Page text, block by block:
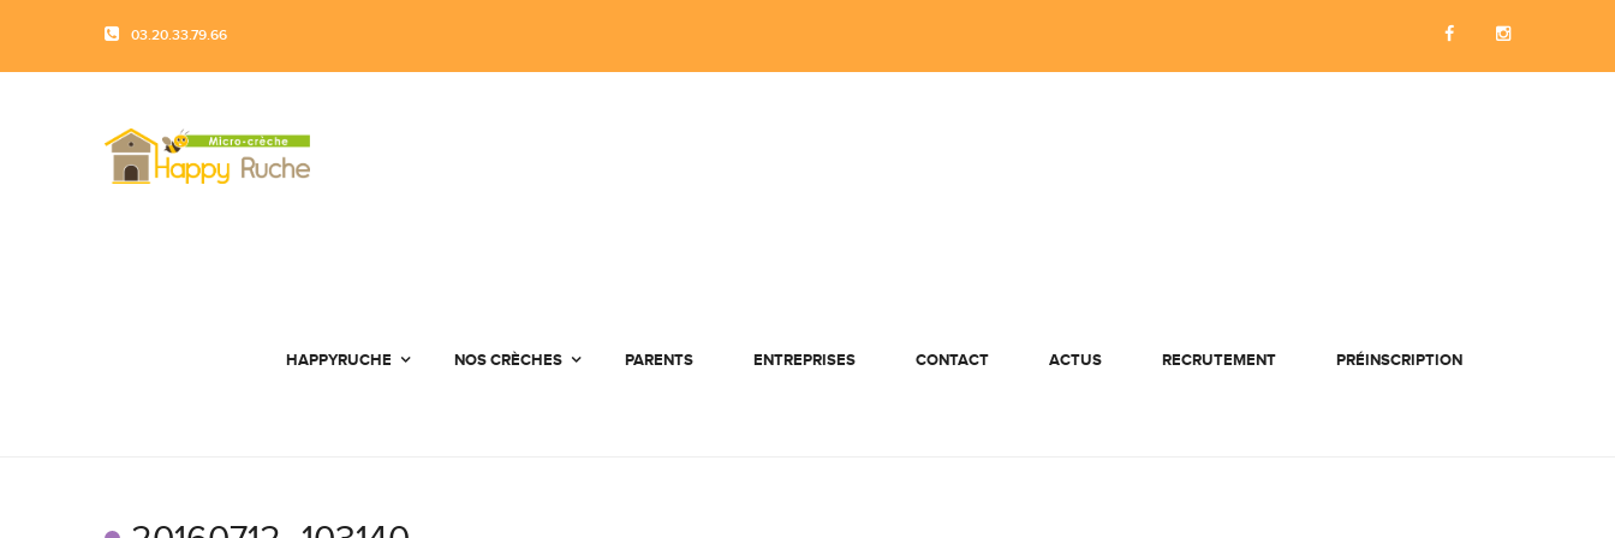
03.20.33.79.66
HAPPYRUCHE NOS CRÈCHES PARENTS ENTREPRISES CONTACT ACTUS RECRUTEMENT PRÉINSCRIPTION